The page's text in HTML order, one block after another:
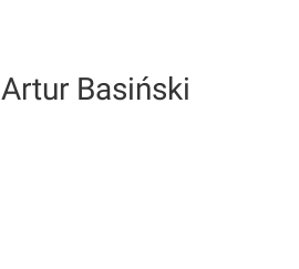
Artur Basiński